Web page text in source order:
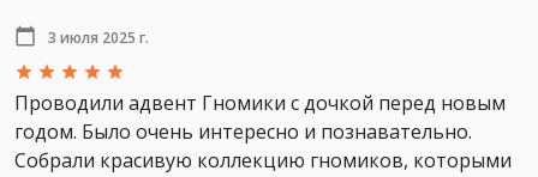
3 июля 2025 г.
Проводили адвент Гномики с дочкой перед новым
годом. Было очень интересно и познавательно.
Собрали красивую коллекцию гномиков, которыми